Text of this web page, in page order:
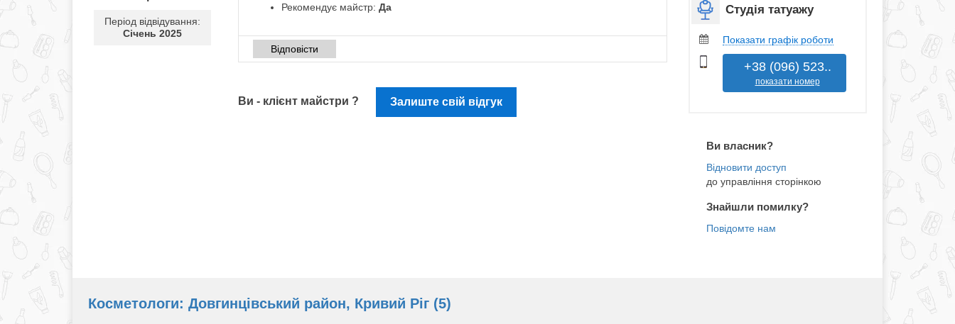
Період відвідування:
Січень 2025
Рекомендує майстр:Да
Відповісти
Ви - клієнт майстри ? Залиште свій відгук
Студія татуажу
Показати графік роботи
+38 (096) 523..
показати номер
Ви власник?
до управління сторінкою
Знайшли помилку?
Косметологи: Довгинцівський район, Кривий Ріг (5)